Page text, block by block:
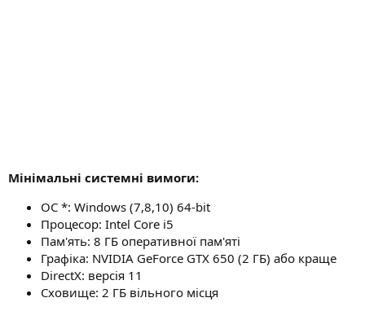
Мінімальні системні вимоги:
ОС *: Windows (7,8,10) 64-bit
Процесор: Intel Core i5
Пам'ять: 8 ГБ оперативної пам'яті
Графіка: NVIDIA GeForce GTX 650 (2 ГБ) або краще
DirectX: версія 11
Сховище: 2 ГБ вільного місця